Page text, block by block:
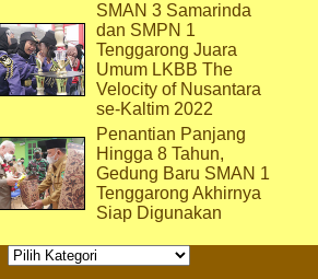
SMAN 3 Samarinda
dan SMPN 1
Tenggarong Juara
Umum LKBB The
Velocity of Nusantara
se-Kaltim 2022
Penantian Panjang
Hingga 8 Tahun,
Gedung Baru SMAN 1
Tenggarong Akhirnya
Siap Digunakan